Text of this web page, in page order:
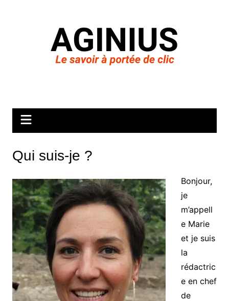
Qui suis-je ?
Bonjour,
je
m’appell
e Marie
et je suis
la
rédactric
e en chef
de